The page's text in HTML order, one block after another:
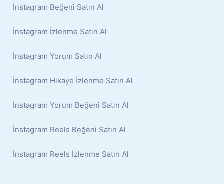
İnstagram Beğeni Satın Al
İnstagram İzlenme Satın Al
İnstagram Yorum Satın Al
İnstagram Hikaye İzlenme Satın Al
İnstagram Yorum Beğeni Satın Al
İnstagram Reels Beğeni Satın Al
İnstagram Reels İzlenme Satın Al